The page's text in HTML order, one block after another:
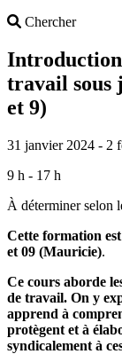
ChercherSearch
Introduction
travail sous
et 9)
31 janvier 2024 - 2
9 h - 17 h
À déterminer selon
Cette formation
et 09 (Mauricie).
Ce cours aborde
de travail. On y
apprend à
protègent et à
syndicalement à